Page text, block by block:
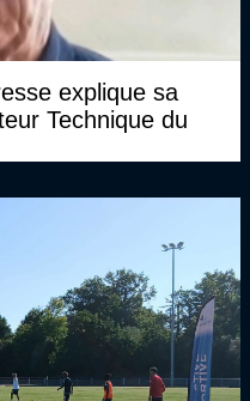
explique sa
Technique du